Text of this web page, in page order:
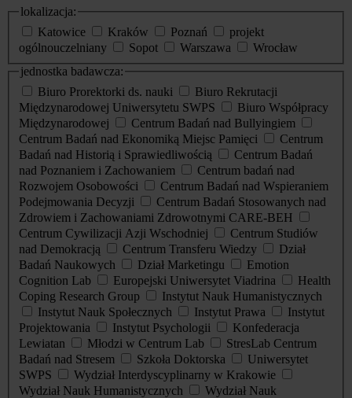
lokalizacja:
Katowice
Kraków Poznań
projekt
ogólnouczelniany
Sopot Warszawa
Wrocław
jednostka badawcza:
Biuro Prorektorki ds. nauki
Biuro Rekrutacji
Międzynarodowej Uniwersytetu SWPS
Biuro Współpracy
Międzynarodowej
Centrum Badań nad Bullyingiem
Centrum Badań nad Ekonomiką Miejsc Pamięci
Centrum
Badań nad Historią i Sprawiedliwością
Centrum Badań
nad Poznaniem i Zachowaniem
Centrum badań nad
Rozwojem Osobowości
Centrum Badań nad Wspieraniem
Podejmowania Decyzji
Centrum Badań Stosowanych nad
Zdrowiem i Zachowaniami Zdrowotnymi CARE-BEH
Centrum Cywilizacji Azji Wschodniej
Centrum Studiów
nad Demokracją
Centrum Transferu Wiedzy
Dział
Badań Naukowych
Dział Marketingu
Emotion
Cognition Lab
Europejski Uniwersytet Viadrina
Health
Coping Research Group
Instytut Nauk Humanistycznych
Instytut Nauk Społecznych
Instytut Prawa
Instytut
Projektowania
Instytut Psychologii
Konfederacja
Lewiatan
Młodzi w Centrum Lab
StresLab Centrum
Badań nad Stresem
Szkoła Doktorska
Uniwersytet
SWPS
Wydział Interdyscyplinarny w Krakowie
Wydział Nauk Humanistycznych
Wydział Nauk